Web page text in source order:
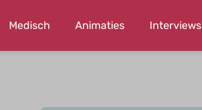
Medisch Animaties Interviews